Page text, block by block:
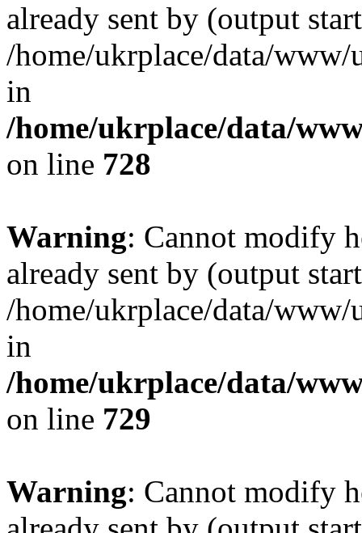
already sent by (output
/home/ukrplace/data/
in
/home/ukrplace/data/
on line 728
Warning: Cannot modify
already sent by (output
/home/ukrplace/data/
in
/home/ukrplace/data/
on line 729
Warning: Cannot modify